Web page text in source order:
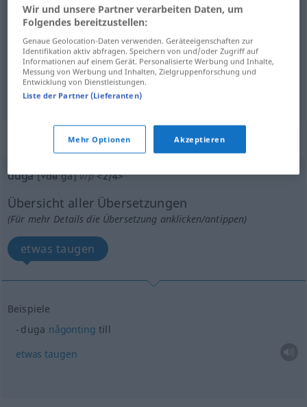
genügen duga
angehen duga
passen, sicheignen duga
„duga“: Partikelverb
duga [˅dʉːga]v/p <2/4>
Übersicht aller Übersetzungen
(Für mehr Details die Übersetzung anklicken/antippen)
etwas taugen
Beispiele
duga någonting till
etwas taugen
Wir und unsere Partner verarbeiten Daten, um
Folgendes bereitzustellen:
Genaue Geolocation-Daten verwenden. Geräteeigenschaften zur
Identifikation aktiv abfragen. Speichern von und/oder Zugriff auf
Informationen auf einem Gerät. Personalisierte Werbung und Inhalte,
Messung von Werbung und Inhalten, Zielgruppenforschung und
Entwicklung von Dienstleistungen.
Liste der Partner (Lieferanten)
Mehr Optionen Akzeptieren